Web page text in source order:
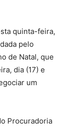
quinta-feira,
pelo
de Natal, que
dia (17) e
um
Procuradoria